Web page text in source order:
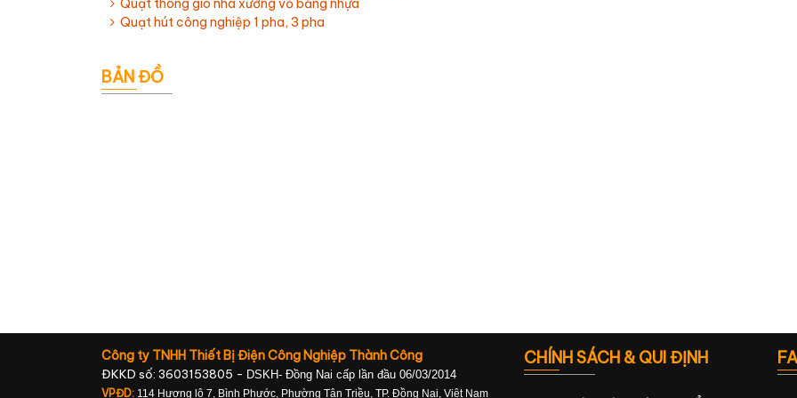
Quạt thông gió nhà xưởng vỏ bằng nhựa
Quạt hút công nghiệp 1 pha, 3 pha
BẢN ĐỒ
Công ty TNHH Thiết Bị Điện Công Nghiệp Thành Công
ĐKKD số: 3603153805 - DSKH- Đồng Nai cấp lần đầu 06/03/2014
VPĐD: 114 Hương lộ 7, Bình Phước, Phường Tân Triều, TP. Đồng Nai, Việt Nam
CHÍNH SÁCH & QUI ĐỊNH